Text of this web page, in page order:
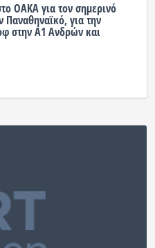
ΟΑΚΑ για τον σημερινό
για την
στην Α1 Ανδρών και